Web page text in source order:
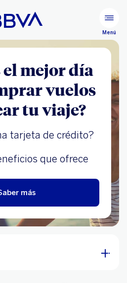
Menú
el mejor día
vuelos
tu viaje?
tarjeta de crédito?
que ofrece
más